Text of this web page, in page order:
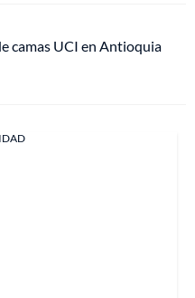
camas UCI en Antioquia